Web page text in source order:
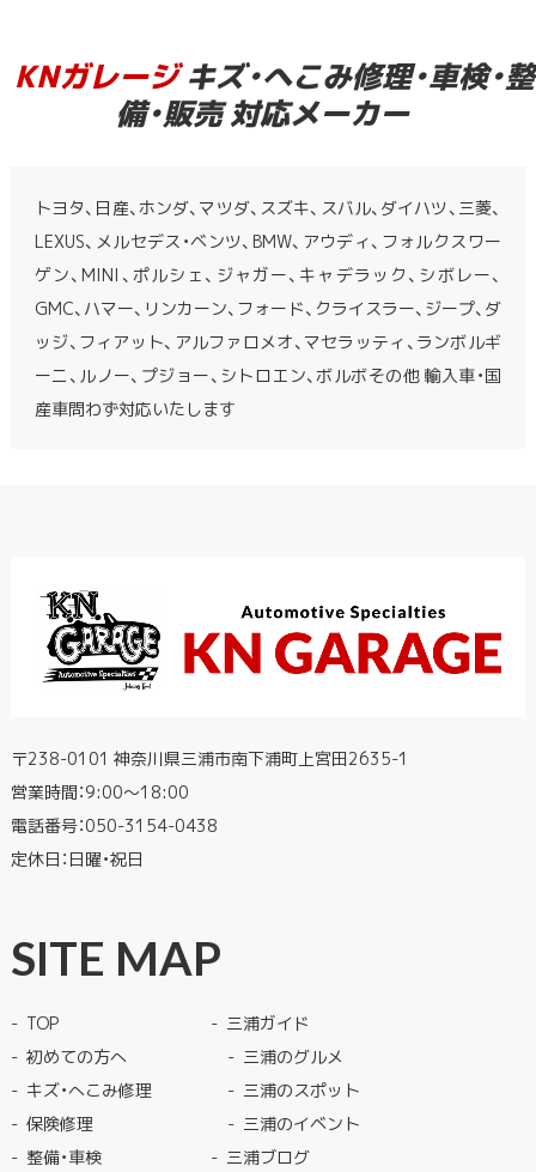
KNガレージキズ・へこみ修理・車検・整
備・販売 対応メーカー
トヨタ、日産、ホンダ、マツダ、スズキ、スバル、ダイハツ、三菱、
LEXUS、メルセデス・ベンツ、BMW、アウディ、フォルクスワー
ゲン、MINI、ポルシェ、ジャガー、キャデラック、シボレー、
GMC、ハマー、リンカーン、フォード、クライスラー、ジープ、ダ
ッジ、フィアット、アルファロメオ、マセラッティ、ランボルギ
ーニ、ルノー、プジョー、シトロエン、ボルボその他 輸入車・国
産車問わず対応いたします
〒238-0101 神奈川県三浦市南下浦町上宮田2635-1
営業時間：9:00〜18:00
電話番号：050-3154-0438
定休日：日曜・祝日
SITE MAP
TOP
初めての方へ
キズ・へこみ修理
保険修理
整備・車検
三浦ガイド
三浦のグルメ
三浦のスポット
三浦のイベント
三浦ブログ